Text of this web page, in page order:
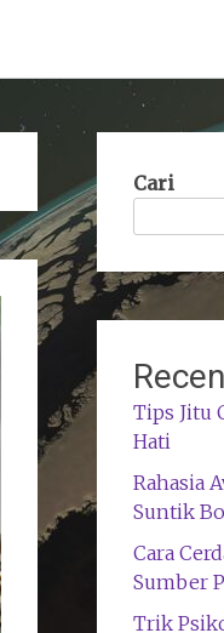
Cari
Tips Jitu
Hati
Rahasia
Suntik
Cara
Sumber
Trik